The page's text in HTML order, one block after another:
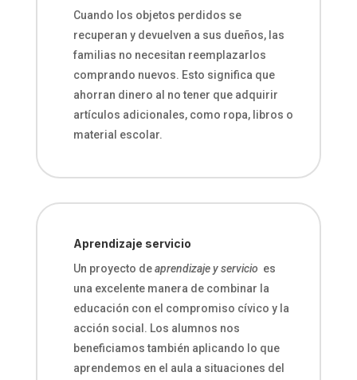
Cuando los objetos perdidos se
recuperan y devuelven a sus dueños, las
familias no necesitan reemplazarlos
comprando nuevos. Esto significa que
ahorran dinero al no tener que adquirir
artículos adicionales, como ropa, libros o
material escolar.
Aprendizaje servicio
Un proyecto deaprendizaje y servicio es
una excelente manera de combinar la
educación con el compromiso cívico y la
acción social. Los alumnos nos
beneficiamos también aplicando lo que
aprendemos en el aula a situaciones del